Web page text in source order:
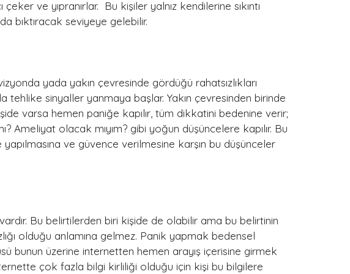
ve yıpranırlar.  Bu kişiler yalnız kendilerine sıkıntı
bıktıracak seviyeye gelebilir.
yada yakın çevresinde gördüğü rahatsızlıkları
tehlike sinyaller yanmaya başlar. Yakın çevresinden birinde
varsa hemen paniğe kapılır, tüm dikkatini bedenine verir;
Ameliyat olacak mıyım? gibi yoğun düşüncelere kapılır. Bu
ve güvence verilmesine karşın bu düşünceler
Bu belirtilerden biri kişide de olabilir ama bu belirtinin
olduğu anlamına gelmez. Panik yapmak bedensel
bunun üzerine internetten hemen arayış içerisine girmek
çok fazla bilgi kirliliği olduğu için kişi bu bilgilere